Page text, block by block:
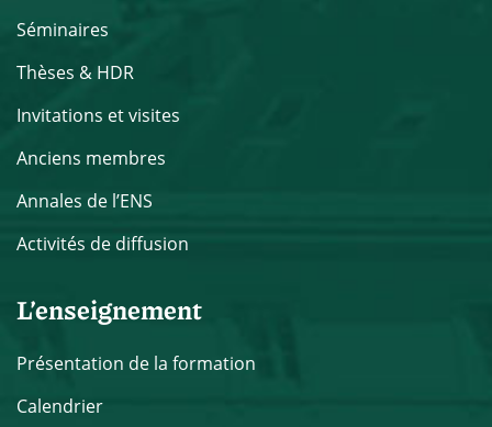
Séminaires
Thèses & HDR
Invitations et visites
Anciens membres
Annales de l’ENS
Activités de diffusion
L’enseignement
Présentation de la formation
Calendrier